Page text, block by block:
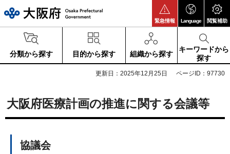
緊急情報 Language 閲覧補助
分類から探す 目的から探す 組織から探す
キーワードから
探す
更新日：2025年12月25日 ページID：97730
大阪府医療計画の推進に関する会議等
協議会